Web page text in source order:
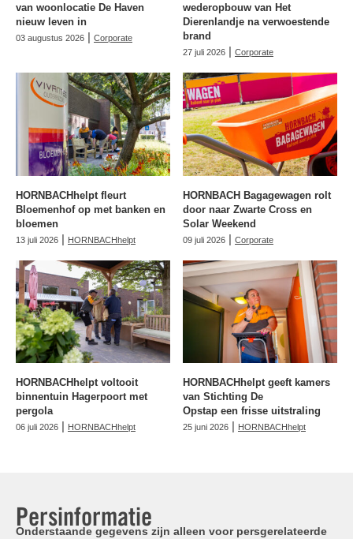
van woonlocatie De Haven
nieuw leven in
03 augustus 2026 | Corporate
wederopbouw van Het
Dierenlandje na verwoestende
brand
27 juli 2026 | Corporate
HORNBACHhelpt fleurt
Bloemenhof op met banken en
bloemen
13 juli 2026 | HORNBACHhelpt
HORNBACH Bagagewagen rolt
door naar Zwarte Cross en
Solar Weekend
09 juli 2026 | Corporate
HORNBACHhelpt voltooit
binnentuin Hagerpoort met
pergola
06 juli 2026 | HORNBACHhelpt
HORNBACHhelpt geeft kamers
van Stichting De
Opstap een frisse uitstraling
25 juni 2026 | HORNBACHhelpt
Persinformatie
Onderstaande gegevens zijn alleen voor persgerelateerde